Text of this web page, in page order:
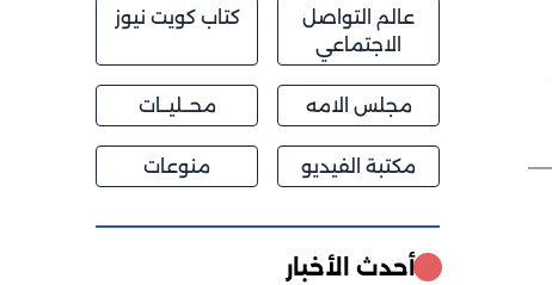
عالم التواصل
الاجتماعي
كتاب كويت نيوز
مجلس الامه محــليــات
مكتبة الفيديو منوعات
أحدث الأخبار